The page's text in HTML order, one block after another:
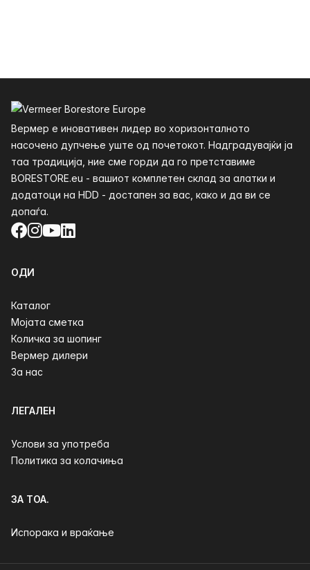
Вермер е иновативен лидер во хоризонталното
насочено дупчење уште од почетокот. Надградувајќи ја
таа традиција, ние сме горди да го претставиме
BORESTORE.eu - вашиот комплетен склад за алатки и
додатоци на HDD - достапен за вас, како и да ви се
допаѓа.
Facebook
Instagram
YouTube
LinkedIn
ОДИ
Каталог
Мојата сметка
Количка за шопинг
Вермер дилери
За нас
ЛЕГАЛЕН
Услови за употреба
Политика за колачиња
ЗА ТОА.
Испорака и враќање